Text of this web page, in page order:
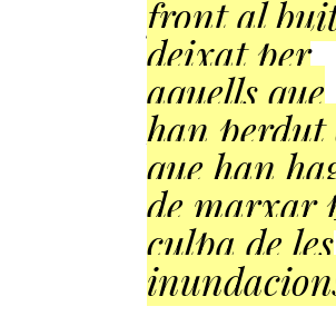
front al
deixat per
aquells que
han perdut
que han
de marxar
culpa de les